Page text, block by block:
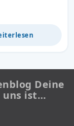
Deine
uns ist…